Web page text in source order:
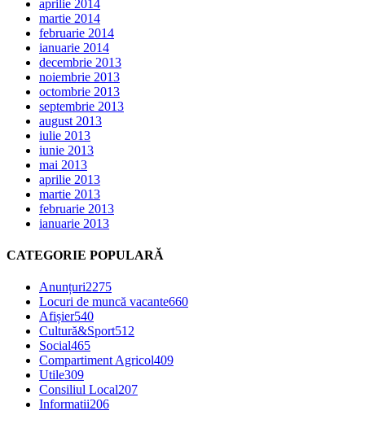
aprilie 2014
martie 2014
februarie 2014
ianuarie 2014
decembrie 2013
noiembrie 2013
octombrie 2013
septembrie 2013
august 2013
iulie 2013
iunie 2013
mai 2013
aprilie 2013
martie 2013
februarie 2013
ianuarie 2013
CATEGORIE POPULARĂ
Anunțuri2275
Locuri de muncă vacante660
Afișier540
Cultură&Sport512
Social465
Compartiment Agricol409
Utile309
Consiliul Local207
Informatii206